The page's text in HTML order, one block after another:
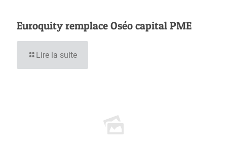
Euroquity remplace Oséo capital PME
Lire la suite